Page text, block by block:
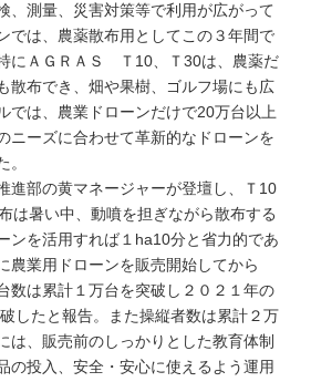
、測量、災害対策等で利用が広がって
では、農薬散布用としてこの３年間で
にＡＧＲＡＳ Ｔ10、Ｔ30は、農薬だ
散布でき、畑や果樹、ゴルフ場にも広
では、農業ドローンだけで20万台以上
ニーズに合わせて革新的なドローンを
。
進部の黄マネージャーが登壇し、Ｔ10
は暑い中、動噴を担ぎながら散布する
ンを活用すれば１ha‌10分と省力的であ
農業用ドローンを販売開始してから
数は累計１万台を突破し２０２１年の
したと報告。また操縦者数は累計２万
は、販売前のしっかりとした教育体制
の投入、安全・安心に使えるよう運用